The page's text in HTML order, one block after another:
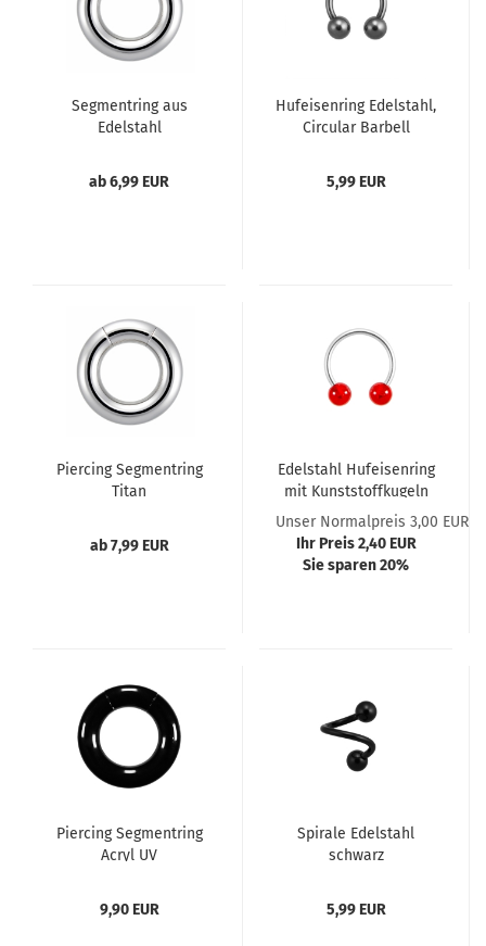
Segmentring aus
Edelstahl
ab 6,99 EUR
Hufeisenring Edelstahl,
Circular Barbell
5,99 EUR
Piercing Segmentring
Titan
ab 7,99 EUR
Edelstahl Hufeisenring
mit Kunststoffkugeln
Unser Normalpreis 3,00 EUR
Ihr Preis 2,40 EUR
Sie sparen 20%
Piercing Segmentring
Acryl UV
9,90 EUR
Spirale Edelstahl
schwarz
5,99 EUR